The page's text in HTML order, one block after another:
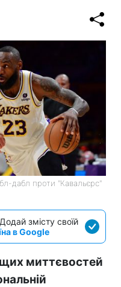
дабл проти "Кавальєрс"
змісту своїй
в Google
миттєвостей